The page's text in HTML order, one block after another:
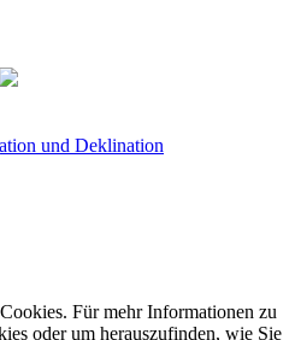
und Deklination
Für mehr Informationen zu
oder um herauszufinden, wie Sie